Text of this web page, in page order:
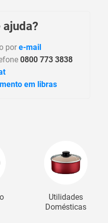
por e-mail
0800 773 3838
em libras
Utilidades
Domésticas